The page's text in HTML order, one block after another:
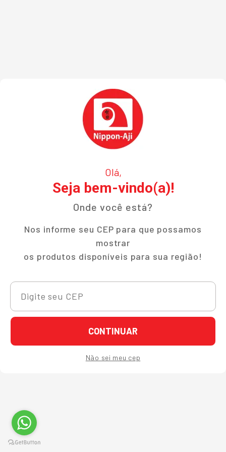
Olá,
Seja bem-vindo(a)!
Onde você está?
Nos informe seu CEP para que possamos
mostrar
os produtos disponíveis para sua região!
CONTINUAR
Não sei meu cep